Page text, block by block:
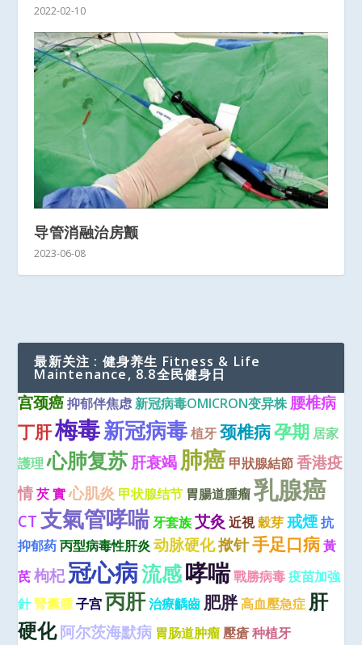
2022-02-10
导管消融治房颤
2023-06-08
最新关注 : 健身养生 Fitness & Life
Maintenance, 8.8全民健身日
宫颈癌 抑郁伴焦虑新冠病毒OMICRON变异株 腰椎病
丁肝梅毒新冠病毒 植牙 颈椎病孕期 居家
護理 心肺复苏肝衰竭肺癌 甲狀腺結節 香港疫
情 芡 實 心肌炎 甲状腺结节 胃腸道腫瘤 乳腺癌
CT 支氣管哮喘牙套族 艾灸 近視穀芽 戒煙 抗
抑郁药 丙型病毒性肝炎 动脉硬化揿针手足口病 黃
芪 枸杞冠心病流感哮喘戰勝病毒 疫苗加強
針腎囊腫子宫 丙肝治療齲齒 肥胖高血壓急症 肝
硬化阿尔茨海默病 胃肠道肿瘤 壓瘡 种植牙